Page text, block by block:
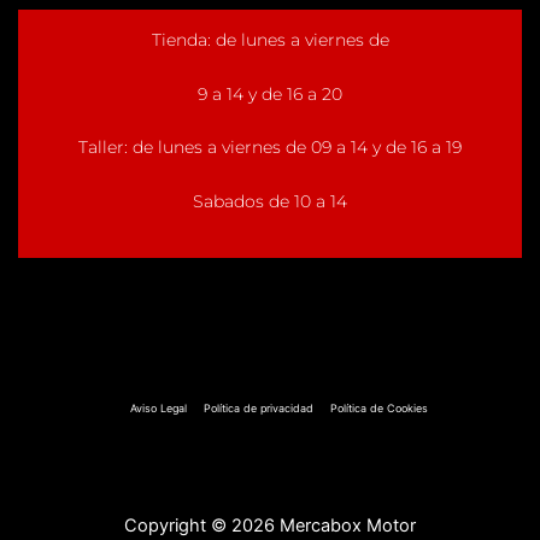
Tienda: de lunes a viernes de
9 a 14 y de 16 a 20
Taller: de lunes a viernes de 09 a 14 y de 16 a 19
Sabados de 10 a 14
Aviso Legal Política de privacidad Política de Cookies
Copyright © 2026 Mercabox Motor